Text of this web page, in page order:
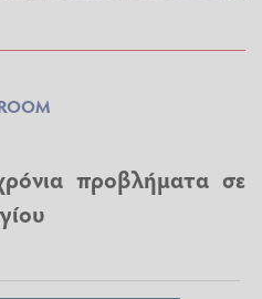
προβλήματα σε